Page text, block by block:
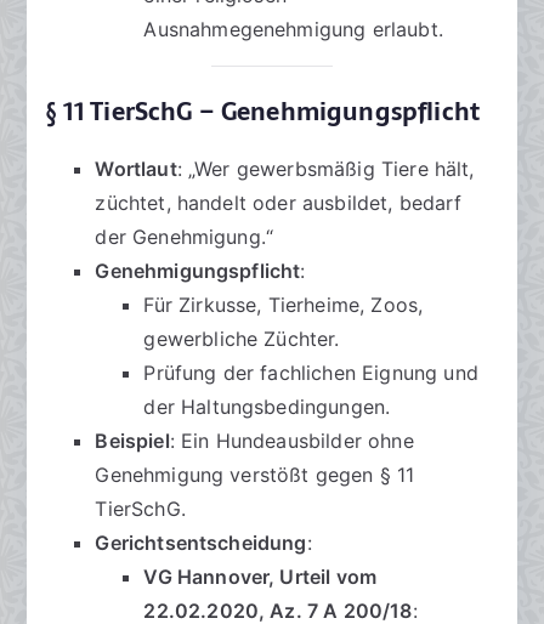
Ausnahmegenehmigung erlaubt.
§ 11 TierSchG – Genehmigungspflicht
Wortlaut: „Wer gewerbsmäßig Tiere hält,
züchtet, handelt oder ausbildet, bedarf
der Genehmigung.“
Genehmigungspflicht:
Für Zirkusse, Tierheime, Zoos,
gewerbliche Züchter.
Prüfung der fachlichen Eignung und
der Haltungsbedingungen.
Beispiel: Ein Hundeausbilder ohne
Genehmigung verstößt gegen § 11
TierSchG.
Gerichtsentscheidung:
VG Hannover, Urteil vom
22.02.2020, Az. 7 A 200/18: